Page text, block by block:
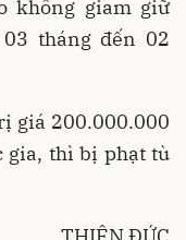
không giam giữ
tháng đến 02
giá 200.000.000
gia, thì bị phạt tù